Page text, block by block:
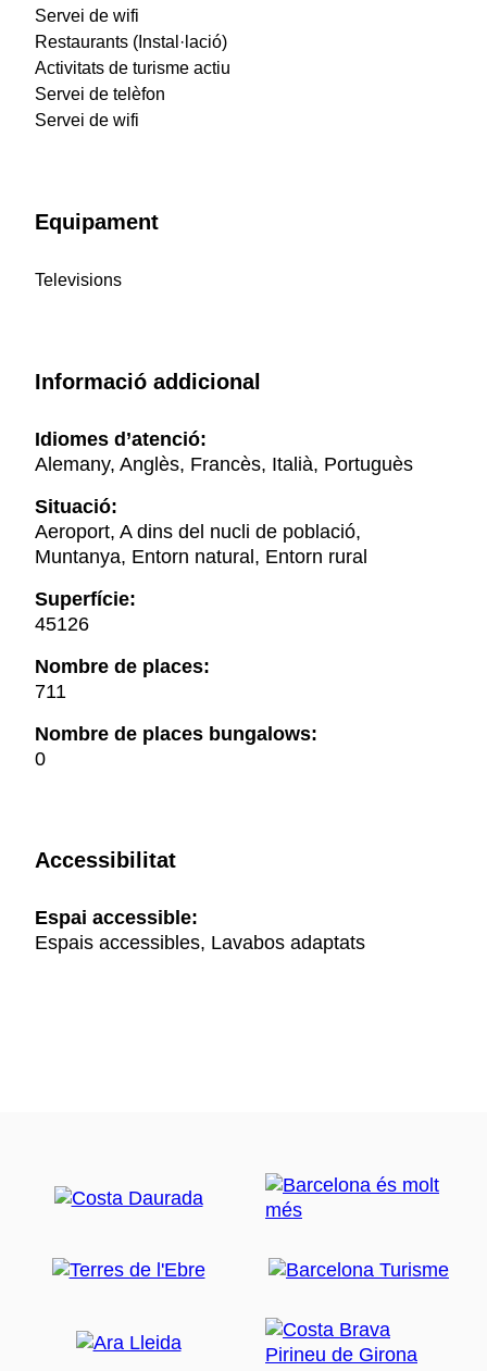
Servei de wifi
Restaurants (Instal·lació)
Activitats de turisme actiu
Servei de telèfon
Servei de wifi
Equipament
Televisions
Informació addicional
Idiomes d’atenció:
Alemany, Anglès, Francès, Italià, Portuguès
Situació:
Aeroport, A dins del nucli de població,
Muntanya, Entorn natural, Entorn rural
Superfície:
45126
Nombre de places:
711
Nombre de places bungalows:
0
Accessibilitat
Espai accessible:
Espais accessibles, Lavabos adaptats